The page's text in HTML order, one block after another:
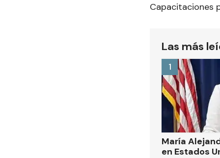
Capacitaciones
Las más
María
en Estados
1